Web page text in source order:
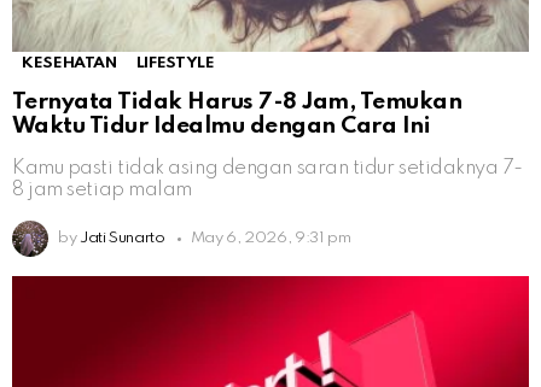
KESEHATAN LIFESTYLE
Ternyata Tidak Harus 7-8 Jam, Temukan
Waktu Tidur Idealmu dengan Cara Ini
Kamu pasti tidak asing dengan saran tidur setidaknya 7-
8 jam setiap malam
by Jati Sunarto May 6, 2026, 9:31 pm